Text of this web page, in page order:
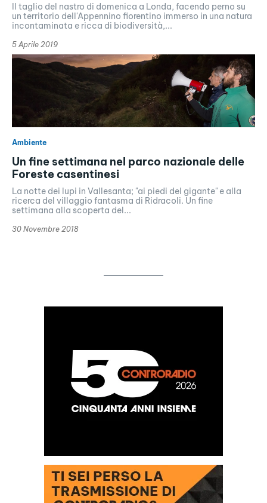
Il taglio del nastro di domenica a Londa, facendo perno su
un territorio dell'Appennino fiorentino immerso in una natura
incontaminata e ricca di biodiversità,...
5 Aprile 2019
Ambiente
Un fine settimana nel parco nazionale delle
Foreste casentinesi
La notte dei lupi in Vallesanta; "ai piedi del gigante" e alla
ricerca del villaggio fantasma di Ridracoli. Un fine
settimana alla scoperta del...
30 Novembre 2018